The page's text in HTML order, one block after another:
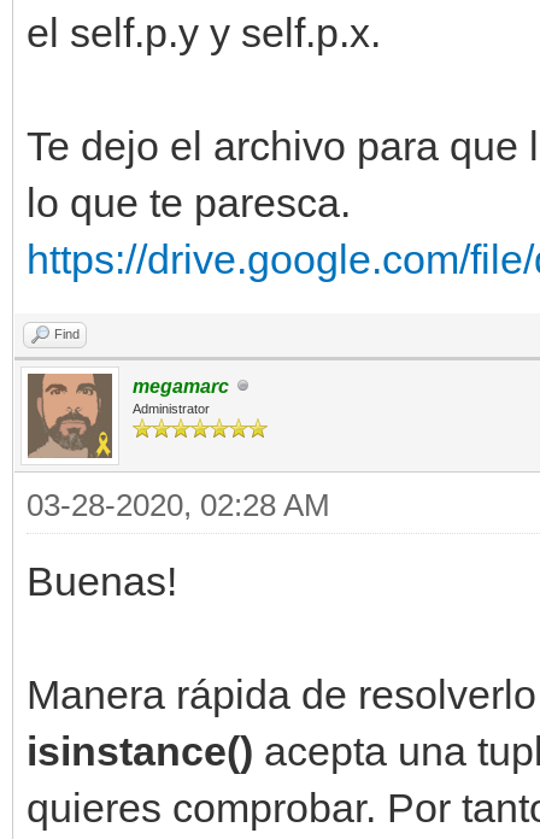
el self.p.y y self.p.x.
Te dejo el archivo para
lo que te paresca.
https://drive.google.com/
Find
megamarc
Administrator
03-28-2020, 02:28 AM
Buenas!
Manera rápida de
isinstance() acepta una
quieres comprobar. Por